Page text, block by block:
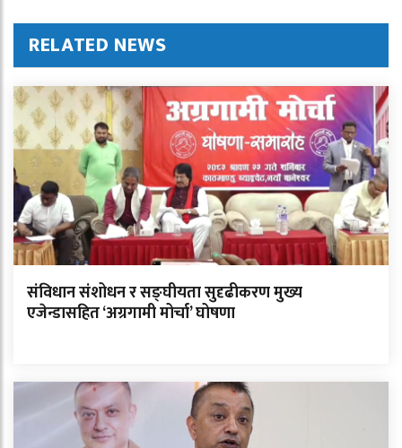
RELATED NEWS
संविधान संशोधन र सङ्घीयता सुदृढीकरण मुख्य
एजेन्डासहित ‘अग्रगामी मोर्चा’ घोषणा